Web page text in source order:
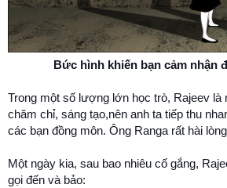
Bức hình khiến bạn cảm nhận
Trong một số lượng lớn học trò, Rajeev là
chăm chỉ, sáng tạo,nên anh ta tiếp thu
các bạn đồng môn. Ông Ranga rất hài
Một ngày kia, sau bao nhiêu cố gắng,
gọi đến và bảo: